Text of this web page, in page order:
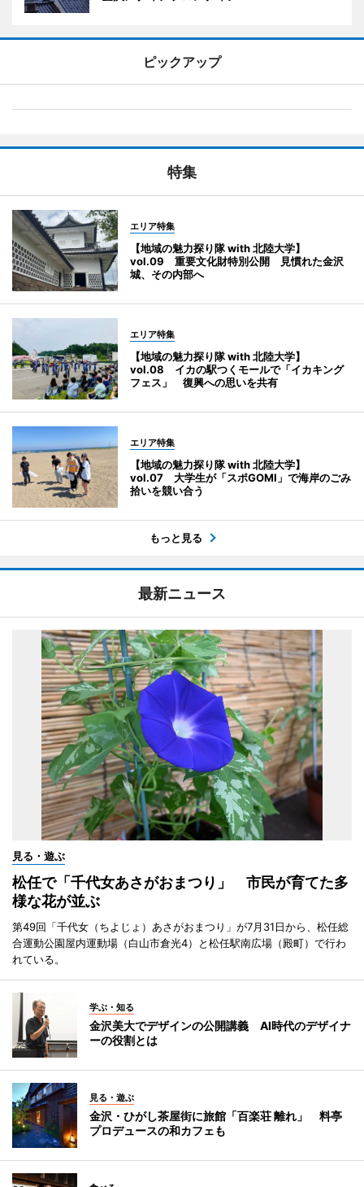
ピックアップ
特集
エリア特集
【地域の魅力探り隊 with 北陸大学】
vol.09 重要文化財特別公開 見慣れた金沢
城、その内部へ
エリア特集
【地域の魅力探り隊 with 北陸大学】
vol.08 イカの駅つくモールで「イカキング
フェス」 復興への思いを共有
エリア特集
【地域の魅力探り隊 with 北陸大学】
vol.07 大学生が「スポGOMI」で海岸のごみ
拾いを競い合う
もっと見る
最新ニュース
見る・遊ぶ
松任で「千代女あさがおまつり」 市民が育てた多
様な花が並ぶ
第49回「千代女（ちよじょ）あさがおまつり」が7月31日から、松任総
合運動公園屋内運動場（白山市倉光4）と松任駅南広場（殿町）で行わ
れている。
学ぶ・知る
金沢美大でデザインの公開講義 AI時代のデザイナ
ーの役割とは
見る・遊ぶ
金沢・ひがし茶屋街に旅館「百楽荘 離れ」 料亭
プロデュースの和カフェも